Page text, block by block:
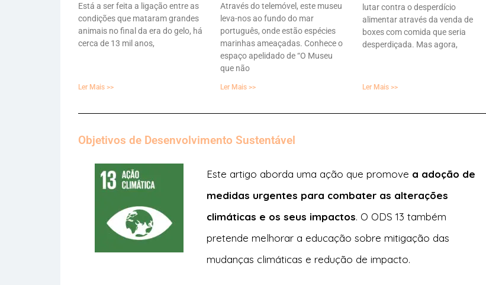
Está a ser feita a ligação entre as
condições que mataram grandes
animais no final da era do gelo, há
cerca de 13 mil anos,
Ler Mais >>
Através do telemóvel, este museu
leva-nos ao fundo do mar
português, onde estão espécies
marinhas ameaçadas. Conhece o
espaço apelidado de “O Museu
que não
Ler Mais >>
lutar contra o desperdício
alimentar através da venda de
boxes com comida que seria
desperdiçada. Mas agora,
Ler Mais >>
Objetivos de Desenvolvimento Sustentável
Este artigo aborda uma ação que promove a adoção de
medidas urgentes para combater as alterações
climáticas e os seus impactos. O ODS 13 também
pretende melhorar a educação sobre mitigação das
mudanças climáticas e redução de impacto.